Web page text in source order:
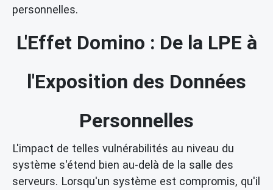
personnelles.
L'Effet Domino : De la LPE à
l'Exposition des Données
Personnelles
L'impact de telles vulnérabilités au niveau du
système s'étend bien au-delà de la salle des
serveurs. Lorsqu'un système est compromis, qu'il